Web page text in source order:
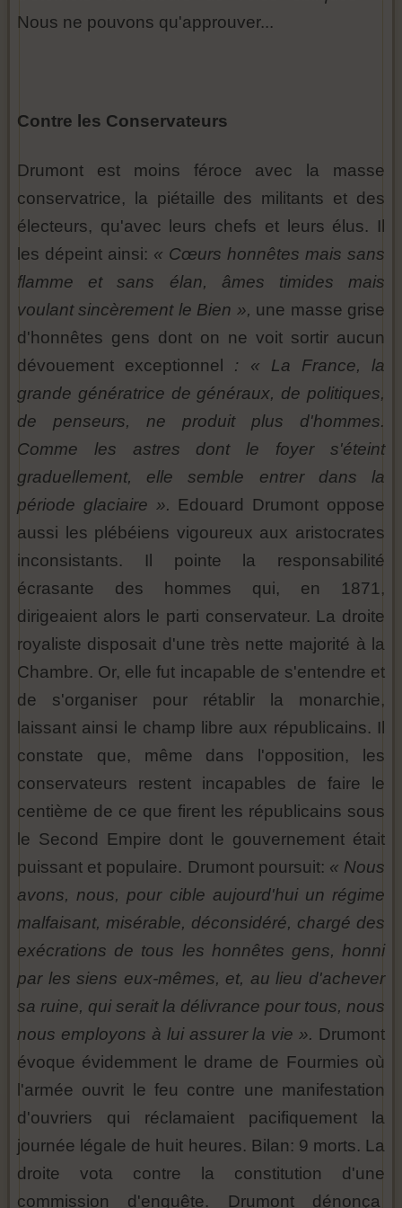
Nous ne pouvons qu'approuver...
Contre les Conservateurs
Drumont est moins féroce avec la masse
conservatrice, la piétaille des militants et des
électeurs, qu'avec leurs chefs et leurs élus. Il
les dépeint ainsi: « Cœurs honnêtes mais sans
flamme et sans élan, âmes timides mais
voulant sincèrement le Bien », une masse grise
d'honnêtes gens dont on ne voit sortir aucun
dévouement exceptionnel : « La France, la
grande génératrice de généraux, de politiques,
de penseurs, ne produit plus d'hommes.
Comme les astres dont le foyer s'éteint
graduellement, elle semble entrer dans la
période glaciaire ». Edouard Drumont oppose
aussi les plébéiens vigoureux aux aristocrates
inconsistants. Il pointe la responsabilité
écrasante des hommes qui, en 1871,
dirigeaient alors le parti conservateur. La droite
royaliste disposait d'une très nette majorité à la
Chambre. Or, elle fut incapable de s'entendre et
de s'organiser pour rétablir la monarchie,
laissant ainsi le champ libre aux républicains. Il
constate que, même dans l'opposition, les
conservateurs restent incapables de faire le
centième de ce que firent les républicains sous
le Second Empire dont le gouvernement était
puissant et populaire. Drumont poursuit: « Nous
avons, nous, pour cible aujourd'hui un régime
malfaisant, misérable, déconsidéré, chargé des
exécrations de tous les honnêtes gens, honni
par les siens eux-mêmes, et, au lieu d'achever
sa ruine, qui serait la délivrance pour tous, nous
nous employons à lui assurer la vie ». Drumont
évoque évidemment le drame de Fourmies où
l'armée ouvrit le feu contre une manifestation
d'ouvriers qui réclamaient pacifiquement la
journée légale de huit heures. Bilan: 9 morts. La
droite vota contre la constitution d'une
commission d'enquête. Drumont dénonça